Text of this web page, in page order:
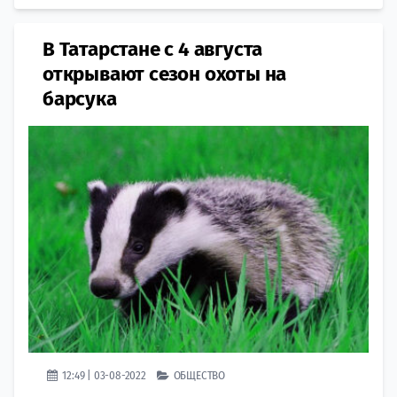
В Татарстане с 4 августа
открывают сезон охоты на
барсука
12:49 | 03-08-2022 ОБЩЕСТВО